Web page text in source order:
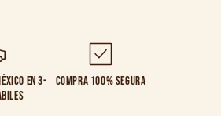
en 3-
Compra 100% segura